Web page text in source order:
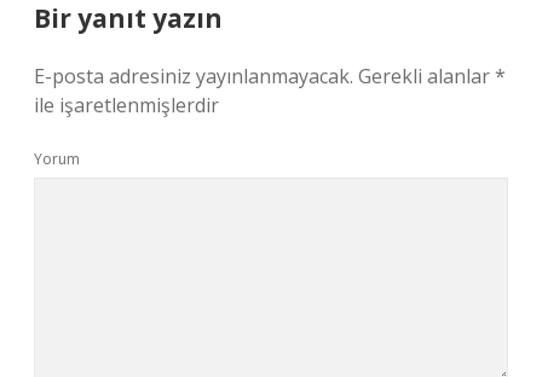
Bir yanıt yazın
E-posta adresiniz yayınlanmayacak. Gerekli alanlar*
ile işaretlenmişlerdir
Yorum